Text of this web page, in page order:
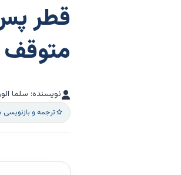
قطر پس
متوقف
نویسنده: سلما
ترجمه و